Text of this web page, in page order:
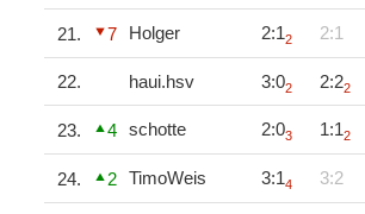
21. 7 Holger 2:12 2:1
22. haui.hsv 3:02 2:22
23. 4 schotte 2:03 1:12
24. 2 TimoWeis 3:14 3:2